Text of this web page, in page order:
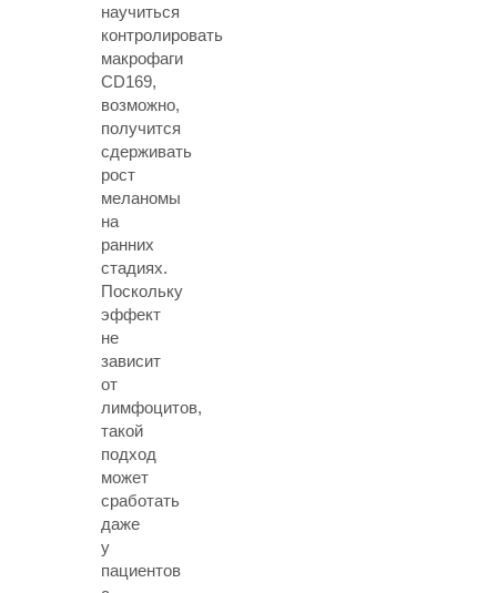
научиться
контролировать
макрофаги
CD169,
возможно,
получится
сдерживать
рост
меланомы
на
ранних
стадиях.
Поскольку
эффект
не
зависит
от
лимфоцитов,
такой
подход
может
сработать
даже
у
пациентов